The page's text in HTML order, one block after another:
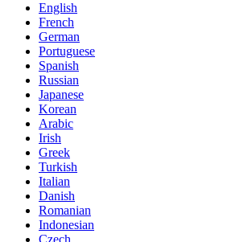
English
French
German
Portuguese
Spanish
Russian
Japanese
Korean
Arabic
Irish
Greek
Turkish
Italian
Danish
Romanian
Indonesian